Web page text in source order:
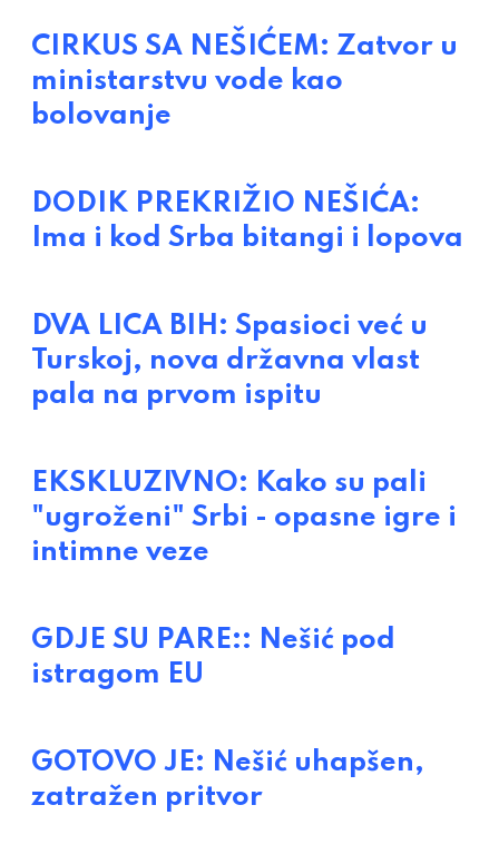
CIRKUS SA NEŠIĆEM: Zatvor u
ministarstvu vode kao
bolovanje
DODIK PREKRIŽIO NEŠIĆA:
Ima i kod Srba bitangi i lopova
DVA LICA BIH: Spasioci već u
Turskoj, nova državna vlast
pala na prvom ispitu
EKSKLUZIVNO: Kako su pali
"ugroženi" Srbi - opasne igre i
intimne veze
GDJE SU PARE:: Nešić pod
istragom EU
GOTOVO JE: Nešić uhapšen,
zatražen pritvor